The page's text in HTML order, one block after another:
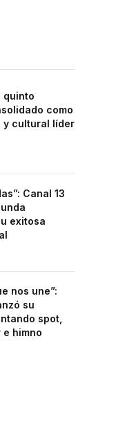
quinto
como
y cultural líder
Canal 13
exitosa
nos une”:
su
spot,
e himno